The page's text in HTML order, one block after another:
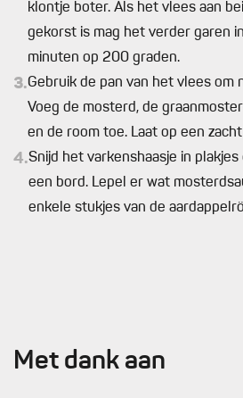
klontje boter. Als het vlees aan
gekorst is mag het verder garen
minuten op 200 graden.
3.Gebruik de pan van het vlees om
Voeg de mosterd, de
en de room toe. Laat op een
4.Snijd het varkenshaasje in plakjes
een bord. Lepel er wat
enkele stukjes van de
Met dank aan